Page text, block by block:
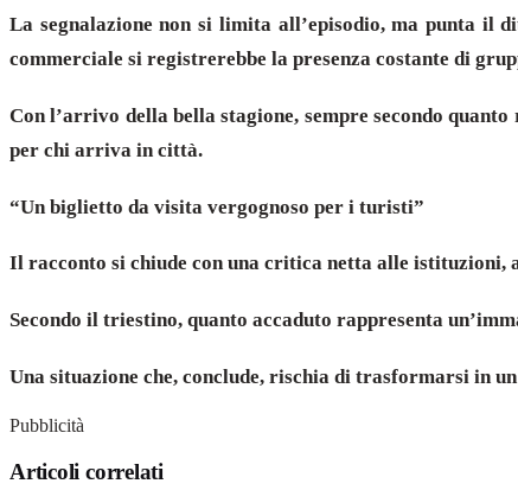
La segnalazione non si limita all’episodio, ma punta il
commerciale si registrerebbe la presenza costante di
Con l’arrivo della bella stagione, sempre secondo
per chi arriva in città.
“Un biglietto da visita vergognoso per i turisti”
Il racconto si chiude con una critica netta alle istituzioni,
Secondo il triestino, quanto accaduto rappresenta
Una situazione che, conclude, rischia di trasformarsi in
Pubblicità
Articoli correlati